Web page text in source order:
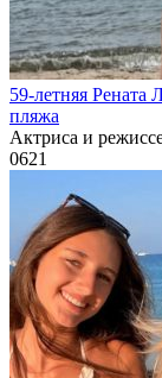
59-летняя Рената
пляжа
Актриса и
0621